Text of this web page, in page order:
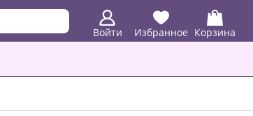
Войти Избранное Корзина